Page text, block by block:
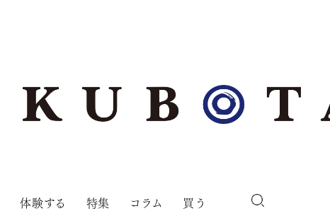
体験する 特集 コラム 買う